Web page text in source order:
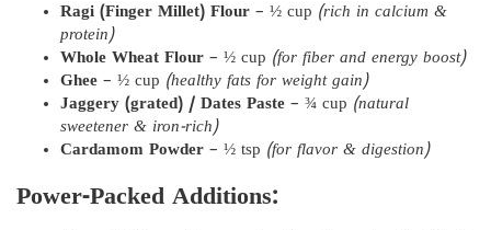
Ragi (Finger Millet) Flour – ½ cup (rich in calcium &
protein)
Whole Wheat Flour – ½ cup (for fiber and energy boost)
Ghee – ½ cup (healthy fats for weight gain)
Jaggery (grated) / Dates Paste – ¾ cup (natural
sweetener & iron-rich)
Cardamom Powder – ½ tsp (for flavor & digestion)
Power-Packed Additions: